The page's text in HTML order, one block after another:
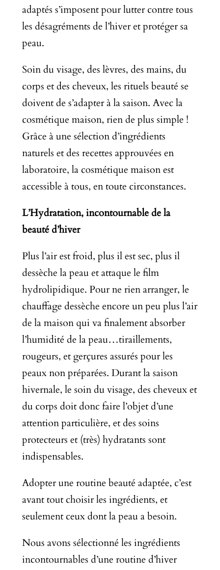
adaptés s’imposent pour lutter contre tous
les désagréments de l’hiver et protéger sa
peau.
Soin du visage, des lèvres, des mains, du
corps et des cheveux, les rituels beauté se
doivent de s’adapter à la saison. Avec la
cosmétique maison, rien de plus simple !
Grâce à une sélection d’ingrédients
naturels et des recettes approuvées en
laboratoire, la cosmétique maison est
accessible à tous, en toute circonstances.
L’Hydratation, incontournable de la
beauté d’hiver
Plus l’air est froid, plus il est sec, plus il
dessèche la peau et attaque le film
hydrolipidique. Pour ne rien arranger, le
chauffage dessèche encore un peu plus l’air
de la maison qui va finalement absorber
l’humidité de la peau…tiraillements,
rougeurs, et gerçures assurés pour les
peaux non préparées. Durant la saison
hivernale, le soin du visage, des cheveux et
du corps doit donc faire l’objet d’une
attention particulière, et des soins
protecteurs et (très) hydratants sont
indispensables.
Adopter une routine beauté adaptée, c’est
avant tout choisir les ingrédients, et
seulement ceux dont la peau a besoin.
Nous avons sélectionné les ingrédients
incontournables d’une routine d’hiver